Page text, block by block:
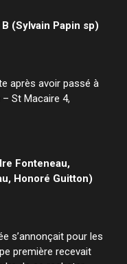
(Sylvain Papin sp)
après avoir passé à
St Macaire 4,
Fonteneau,
Honoré Guitton)
s’annonçait pour les
première recevait